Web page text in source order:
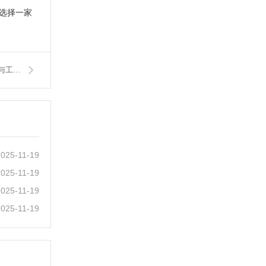
择一家
下一篇：京源环保：公司始终专注于工业水处理领域的技术研发与工程应用
11-19
11-19
11-19
11-19